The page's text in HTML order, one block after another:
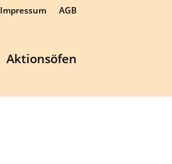
Impressum AGB
Aktionsöfen